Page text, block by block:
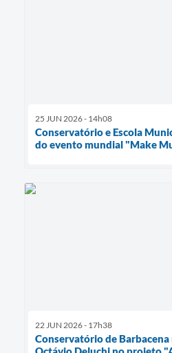
25 JUN 2026 - 14h08
Conservatório e Escola
do evento mundial "Make
22 JUN 2026 - 17h38
Conservatório de